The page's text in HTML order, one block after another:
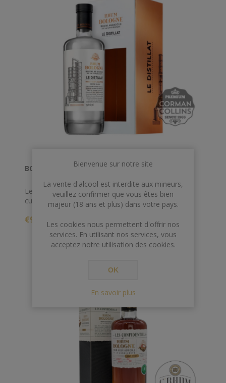
BOLOGNE 70 CL 75.5° BRUT DE COLONNE
Le rhum blanc Bologne Le Distillat est la première
cuvée brut de colonne de Bologne, l’incontournable
marque de rhum de Guadeloupe.
€95,00
Bienvenue sur notre site
La vente d'alcool est interdite aux mineurs,
veuillez confirmer que vous êtes bien
majeur (18 ans et plus) dans votre pays.
Les cookies nous permettent d'offrir nos
services. En utilisant nos services, vous
acceptez notre utilisation des cookies.
OK
En savoir plus